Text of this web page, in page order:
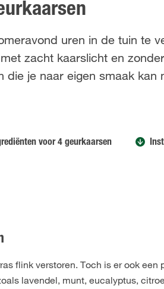
uren in de tuin te
zacht kaarslicht en
die je naar eigen smaak kan
voor 4 geurkaarsen
flink verstoren. Toch is er ook
lavendel, munt, eucalyptus,